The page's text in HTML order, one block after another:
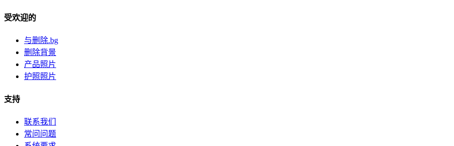
受欢迎的
与删除.bg
删除背景
产品照片
护照照片
支持
联系我们
常问问题